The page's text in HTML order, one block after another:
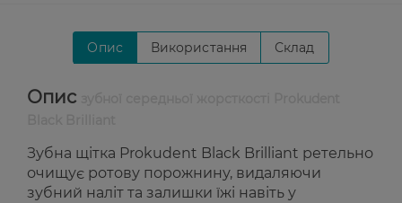
Опис Використання Склад
Опис
Зубна щітка Prokudent Black Brilliant ретельно
очищує ротову порожнину, видаляючи
зубний наліт та залишки їжі навіть у